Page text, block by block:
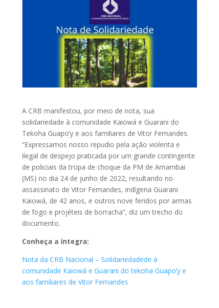
A CRB manifestou, por meio de nota, sua
solidariedade à comunidade Kaiowá e Guarani do
Tekoha Guapo’y e aos familiares de Vitor Fernandes.
“Expressamos nosso repudio pela ação violenta e
ilegal de despejo praticada por um grande contingente
de policiais da tropa de choque da PM de Amambai
(MS) no dia 24 de junho de 2022, resultando no
assassinato de Vitor Fernandes, indígena Guarani
Kaiowá, de 42 anos, e outros nove feridos por armas
de fogo e projéteis de borracha”, diz um trecho do
documento.
Conheça a íntegra:
Nota da CRB Nacional – Solidariedadede à
comunidade Kaiowá e Guarani do tekoha Guapo’y e
aos familiares de Vitor Fernandes